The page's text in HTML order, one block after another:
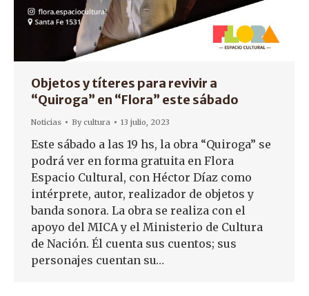
Objetos y títeres para revivir a
“Quiroga” en “Flora” este sábado
Noticias Bycultura 13 julio, 2023
Este sábado a las 19 hs, la obra “Quiroga” se
podrá ver en forma gratuita en Flora
Espacio Cultural, con Héctor Díaz como
intérprete, autor, realizador de objetos y
banda sonora. La obra se realiza con el
apoyo del MICA y el Ministerio de Cultura
de Nación. Él cuenta sus cuentos; sus
personajes cuentan su…